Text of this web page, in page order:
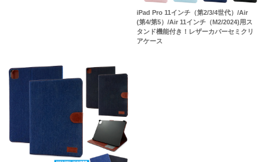
iPad Pro 11インチ（第2/3/4世代）/Air
(第4/第5）/Air 11インチ（M2/2024)用ス
タンド機能付き！レザーカバーセミクリ
アケース